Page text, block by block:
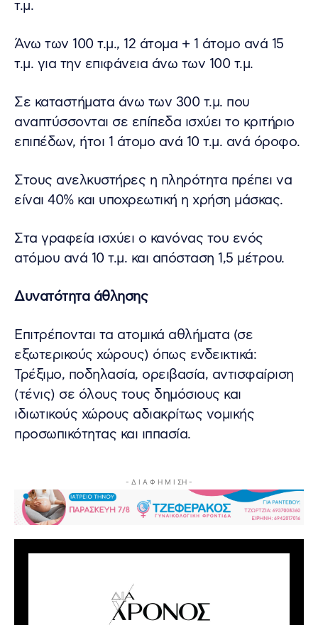
τ.μ.
Άνω των 100 τ.μ., 12 άτομα + 1 άτομο ανά 15
τ.μ. για την επιφάνεια άνω των 100 τ.μ.
Σε καταστήματα άνω των 300 τ.μ. που
αναπτύσσονται σε επίπεδα ισχύει το κριτήριο
επιπέδων, ήτοι 1 άτομο ανά 10 τ.μ. ανά όροφο.
Στους ανελκυστήρες η πληρότητα πρέπει να
είναι 40% και υποχρεωτική η χρήση μάσκας.
Στα γραφεία ισχύει ο κανόνας του ενός
ατόμου ανά 10 τ.μ. και απόσταση 1,5 μέτρου.
Δυνατότητα άθλησης
Επιτρέπονται τα ατομικά αθλήματα (σε
εξωτερικούς χώρους) όπως ενδεικτικά:
Τρέξιμο, ποδηλασία, ορειβασία, αντισφαίριση
(τένις) σε όλους τους δημόσιους και
ιδιωτικούς χώρους αδιακρίτως νομικής
προσωπικότητας και ιππασία.
- Δ Ι Α Φ Η Μ Ι ΣΗ -